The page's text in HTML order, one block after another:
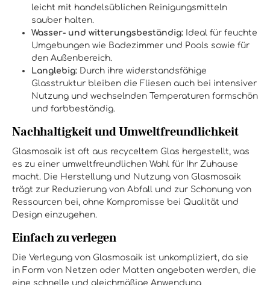
leicht mit handelsüblichen Reinigungsmitteln
sauber halten.
Wasser- und witterungsbeständig: Ideal für feuchte
Umgebungen wie Badezimmer und Pools sowie für
den Außenbereich.
Langlebig: Durch ihre widerstandsfähige
Glasstruktur bleiben die Fliesen auch bei intensiver
Nutzung und wechselnden Temperaturen formschön
und farbbeständig.
Nachhaltigkeit und Umweltfreundlichkeit
Glasmosaik ist oft aus recyceltem Glas hergestellt, was
es zu einer umweltfreundlichen Wahl für Ihr Zuhause
macht. Die Herstellung und Nutzung von Glasmosaik
trägt zur Reduzierung von Abfall und zur Schonung von
Ressourcen bei, ohne Kompromisse bei Qualität und
Design einzugehen.
Einfach zu verlegen
Die Verlegung von Glasmosaik ist unkompliziert, da sie
in Form von Netzen oder Matten angeboten werden, die
eine schnelle und gleichmäßige Anwendung